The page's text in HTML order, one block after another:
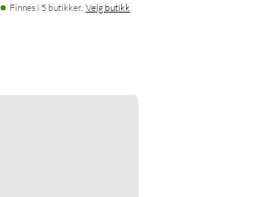
Finnes i 5 butikker. Velg butikk